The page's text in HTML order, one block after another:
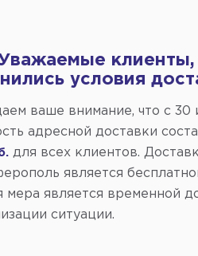
206-5
центр:
дисков,
206-8
клиенты,
условия
ваше внимание, что c 30
адресной доставки
для всех клиентов.
является
мера является временной
ситуации.